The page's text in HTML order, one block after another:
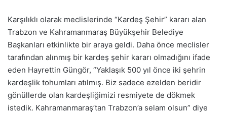
Karşılıklı olarak meclislerinde “Kardeş Şehir” kararı alan
Trabzon ve Kahramanmaraş Büyükşehir Belediye
Başkanları etkinlikte bir araya geldi. Daha önce meclisler
tarafından alınmış bir kardeş şehir kararı olmadığını ifade
eden Hayrettin Güngör, “Yaklaşık 500 yıl önce iki şehrin
kardeşlik tohumları atılmış. Biz sadece ezelden beridir
gönüllerde olan kardeşliğimizi resmiyete de dökmek
istedik. Kahramanmaraş’tan Trabzon’a selam olsun” diye